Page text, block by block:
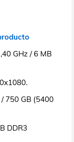
GHz / 6 MB
750 GB (5400
DDR3